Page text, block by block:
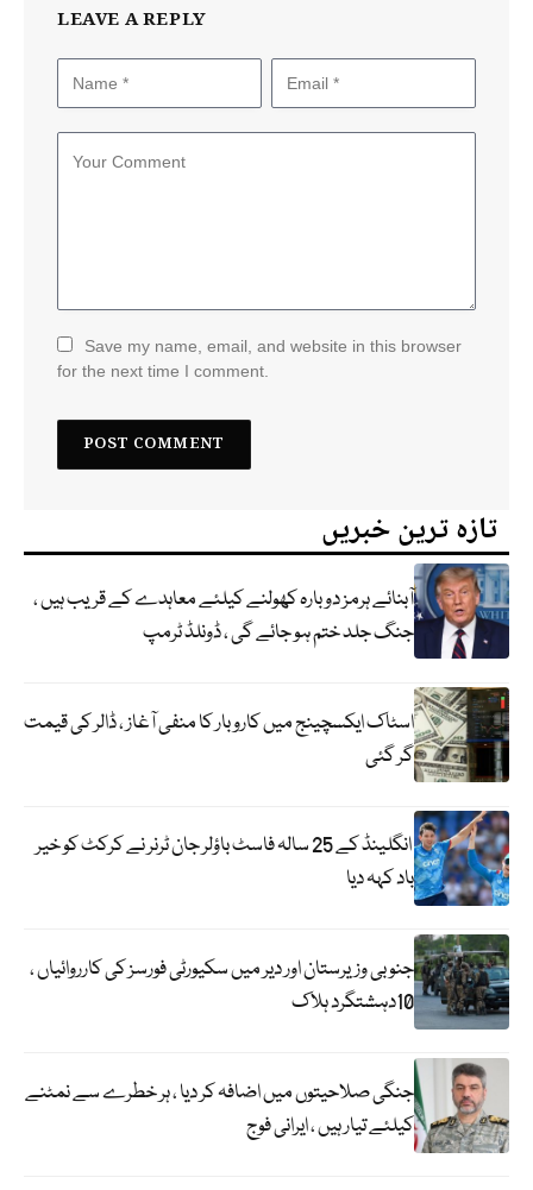
LEAVE A REPLY
Save my name, email, and website in this browser
for the next time I comment.
تازہ ترین خبریں
آبنائے ہرمز دوبارہ کھولنے کیلئے معاہدے کے قریب ہیں ،
جنگ جلد ختم ہو جائے گی ، ڈونلڈ ٹرمپ
اسٹاک ایکسچینج میں کاروبار کا منفی آغاز ، ڈالر کی قیمت
گر گئی
انگلینڈ کے 25 سالہ فاسٹ باؤلر جان ٹرنر نے کرکٹ کو خیر
باد کہہ دیا
جنوبی وزیرستان اور دیر میں سکیورٹی فورسز کی کارروائیاں ،
10دہشتگرد ہلاک
جنگی صلاحیتوں میں اضافہ کر دیا ، ہر خطرے سے نمٹنے
کیلئے تیار ہیں ، ایرانی فوج